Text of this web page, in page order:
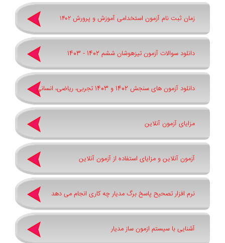
زمان ثبت نام آزمون استخدامی آموزش و پرورش ۱۴۰۲
دانلود سوالات آزمون تیزهوشان ششم 1402 - 1403
دانلود آزمون های سنجش 1402 و 1403 تجربی، ریاضی، انسانی
مزایای آزمون آنلاین
آزمون آنلاین و مزایای استفاده از آزمون آنلاین
نرم افزار تصحیح پاسخ برگ مدیار چه کاری انجام می دهد
آشنایی با سیستم ازمون ساز مدیار